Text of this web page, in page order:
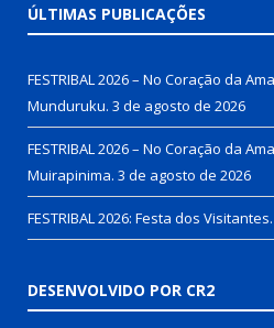
ÚLTIMAS PUBLICAÇÕES
FESTRIBAL 2026 – No Coração da
Munduruku. 3 de agosto de 2026
FESTRIBAL 2026 – No Coração da
Muirapinima. 3 de agosto de 2026
FESTRIBAL 2026: Festa dos Visitantes.
DESENVOLVIDO POR CR2